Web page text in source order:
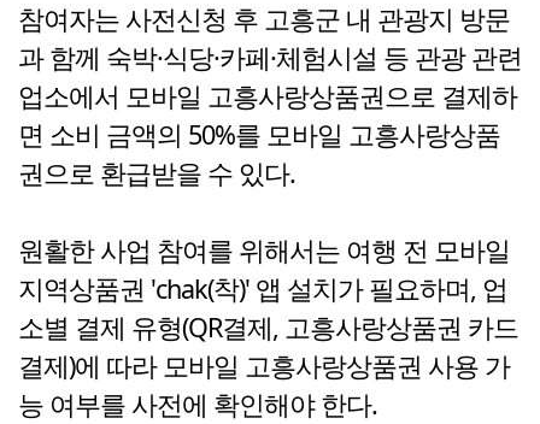
참여자는 사전신청 후 고흥군 내 관광지 방문
과 함께 숙박·식당·카페·체험시설 등 관광 관련
업소에서 모바일 고흥사랑상품권으로 결제하
면 소비 금액의 50%를 모바일 고흥사랑상품
권으로 환급받을 수 있다.
원활한 사업 참여를 위해서는 여행 전 모바일
지역상품권 'chak(착)' 앱 설치가 필요하며, 업
소별 결제 유형(QR결제, 고흥사랑상품권 카드
결제)에 따라 모바일 고흥사랑상품권 사용 가
능 여부를 사전에 확인해야 한다.